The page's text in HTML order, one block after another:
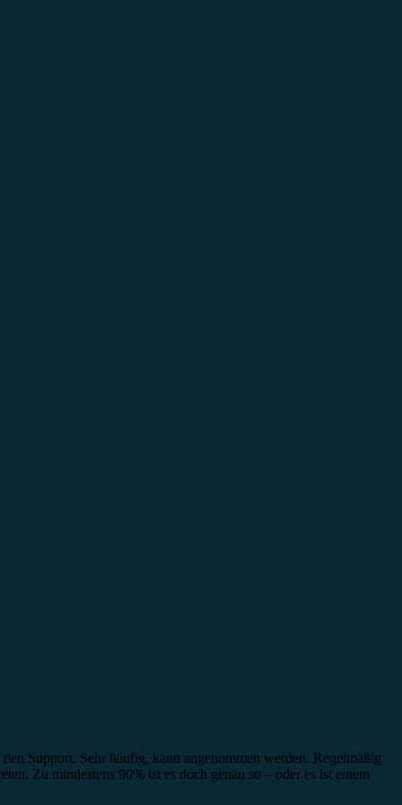
Support. Sehr häufig, kann angenommen werden. Regelmäßig
Zu mindestens 90% ist es doch genau so – oder es ist einem